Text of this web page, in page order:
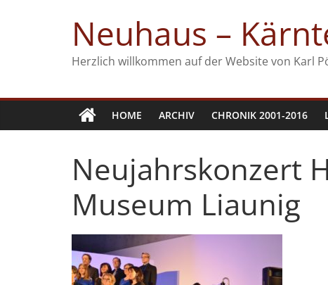
Neuhaus –
Herzlich willkommen auf der Website von Karl
HOME ARCHIV CHRONIK 2001-2016
Neujahrskonzert
Museum Liaunig